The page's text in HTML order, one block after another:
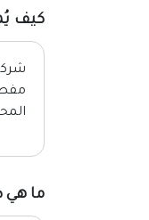
كيف
ما هي